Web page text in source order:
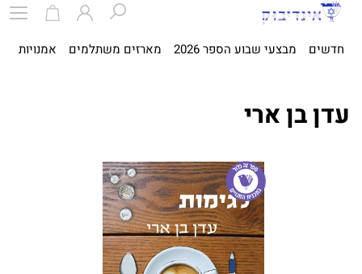
חדשים מבצעי שבוע הספר 2026 מארזים משתלמים אמנויות
עדן בן ארי